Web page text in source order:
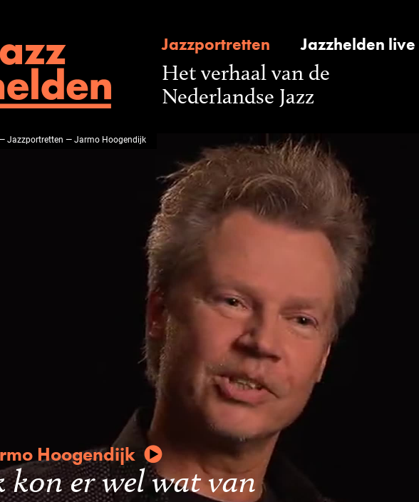
Jazzportretten Jazzhelden live
Het verhaal van de
Nederlandse Jazz
Jazzportretten — Jarmo Hoogendijk
Hoogendijk
kon er wel wat van